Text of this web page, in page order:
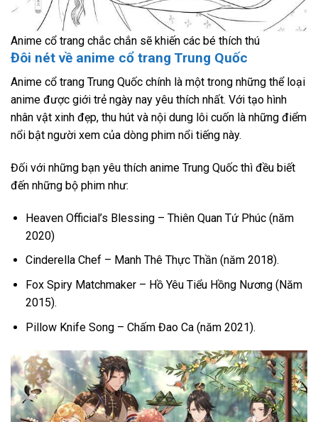
Anime cổ trang chắc chắn sẽ khiến các bé thích thú
Đôi nét về anime cổ trang Trung Quốc
Anime cổ trang Trung Quốc chính là một trong những thể loại
anime được giới trẻ ngày nay yêu thích nhất. Với tạo hình
nhân vật xinh đẹp, thu hút và nội dung lôi cuốn là những điểm
nổi bật người xem của dòng phim nổi tiếng này.
Đối với những bạn yêu thích anime Trung Quốc thì đều biết
đến những bộ phim như:
Heaven Official’s Blessing – Thiên Quan Tứ Phúc (năm
2020)
Cinderella Chef – Manh Thê Thực Thần (năm 2018).
Fox Spiry Matchmaker – Hồ Yêu Tiểu Hồng Nương (Năm
2015).
Pillow Knife Song – Chấm Đao Ca (năm 2021).